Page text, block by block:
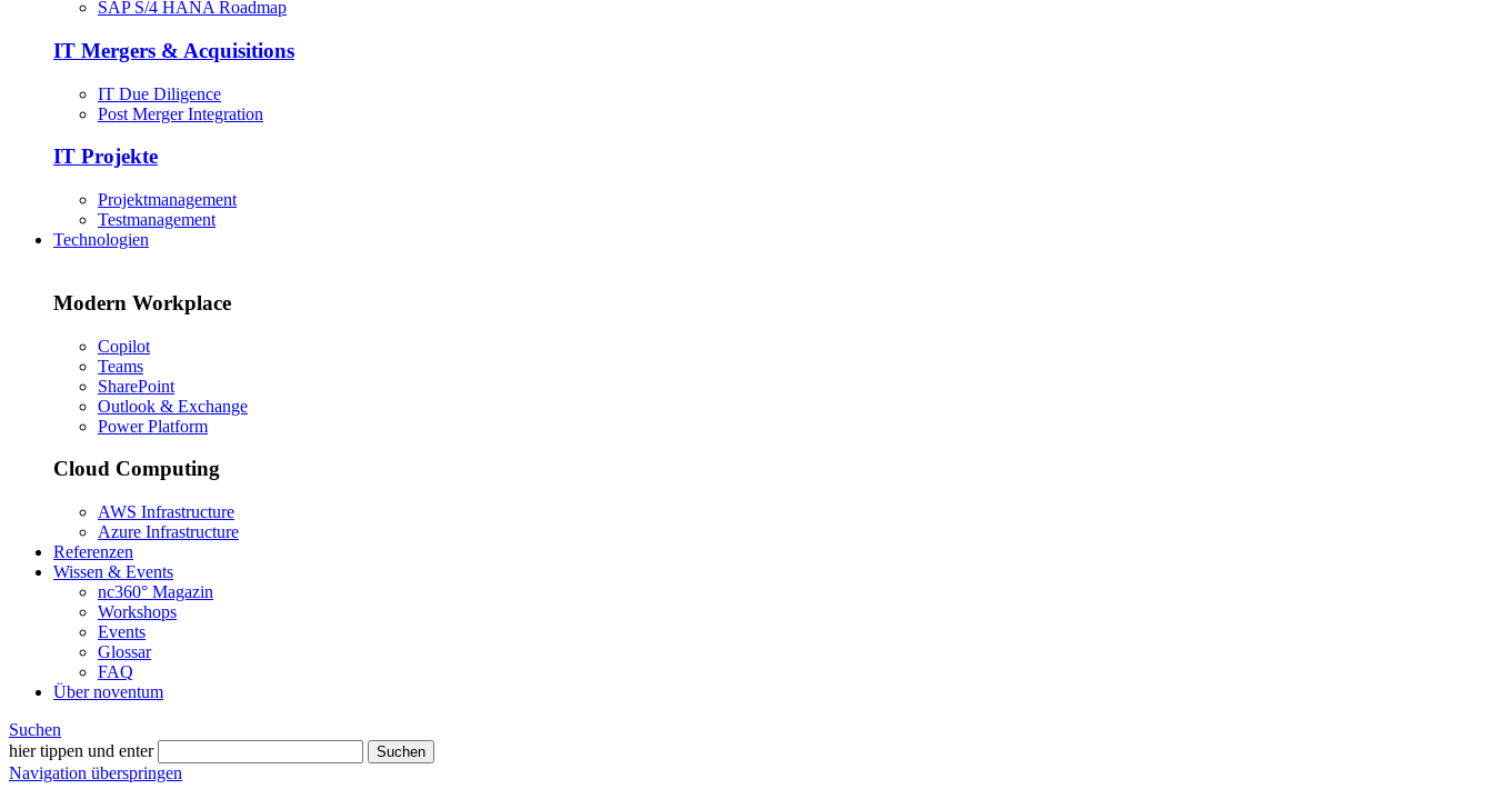
SAP S/4 HANA Roadmap
IT Mergers & Acquisitions
IT Due Diligence
Post Merger Integration
IT Projekte
Projektmanagement
Testmanagement
Technologien
Modern Workplace
Copilot
Teams
SharePoint
Outlook & Exchange
Power Platform
Cloud Computing
AWS Infrastructure
Azure Infrastructure
Referenzen
Wissen & Events
nc360° Magazin
Workshops
Events
Glossar
FAQ
Über noventum
Suchen
hier tippen und enter
Suchen
Navigation überspringen